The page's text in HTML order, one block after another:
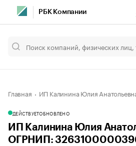
РБК Компании
Главная ИП Калинина Юлия
ДЕЙСТВУЕТОБНОВЛЕНО
ИП Калинина Юлия
ОГРНИП: